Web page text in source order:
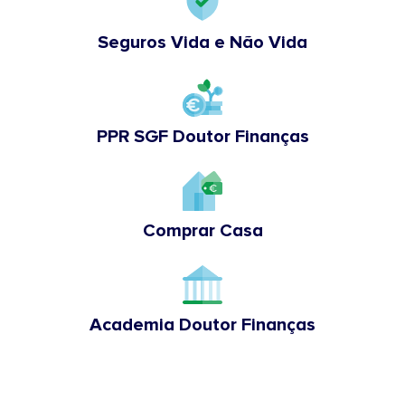
Seguros Vida e Não Vida
PPR SGF Doutor Finanças
Comprar Casa
Academia Doutor Finanças